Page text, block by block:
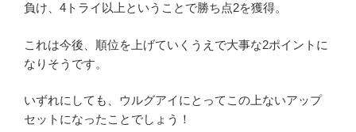
負け、4トライ以上ということで勝ち点2を獲得。
これは今後、順位を上げていくうえで大事な2ポイントに
なりそうです。
いずれにしても、ウルグアイにとってこの上ないアップ
セットになったことでしょう！